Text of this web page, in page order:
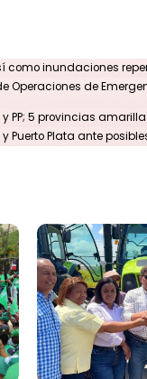
como inundaciones
Operaciones de
PP; 5 provincias
Puerto Plata ante